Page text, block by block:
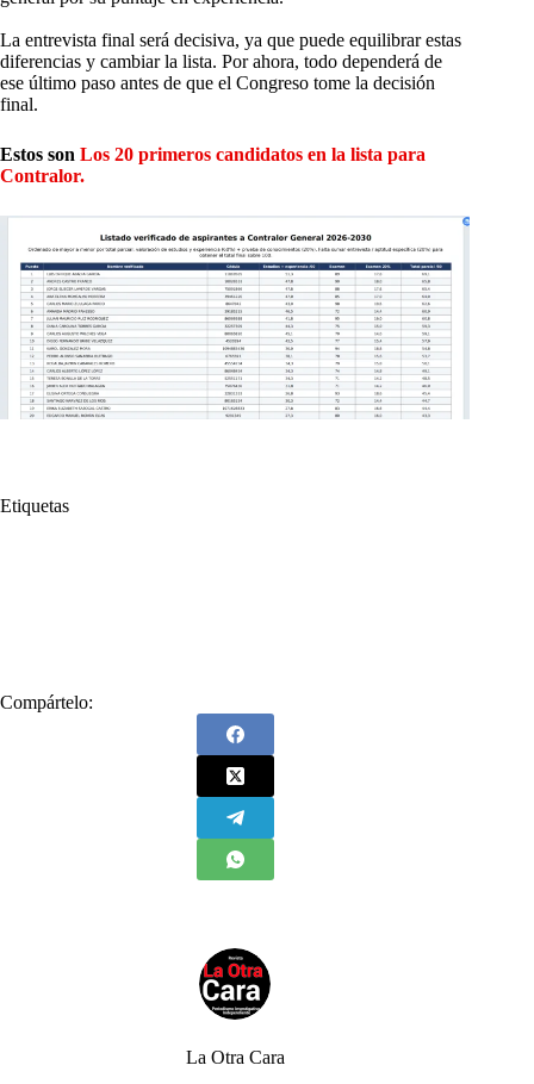
La entrevista final será decisiva, ya que puede equilibrar estas
diferencias y cambiar la lista. Por ahora, todo dependerá de
ese último paso antes de que el Congreso tome la decisión
final.
Estos son Los 20 primeros candidatos en la lista para
Contralor.
Etiquetas
Compártelo:
La Otra Cara